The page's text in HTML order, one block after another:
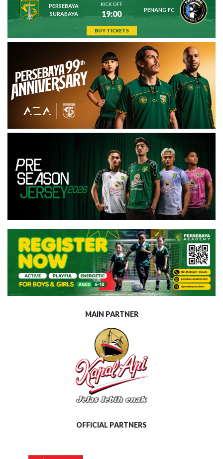
PERSEBAYA
SURABAYA
KICK OFF
19:00 PENANG FC
BUY TICKETS
MAIN PARTNER
OFFICIAL PARTNERS